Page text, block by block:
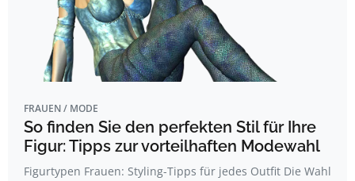
FRAUEN / MODE
So finden Sie den perfekten Stil für Ihre
Figur: Tipps zur vorteilhaften Modewahl
Figurtypen Frauen: Styling-Tipps für jedes Outfit Die Wahl